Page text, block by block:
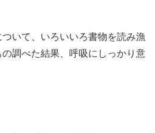
いて、いろいいろ書物を読み漁
調べた結果、呼吸にしっかり意